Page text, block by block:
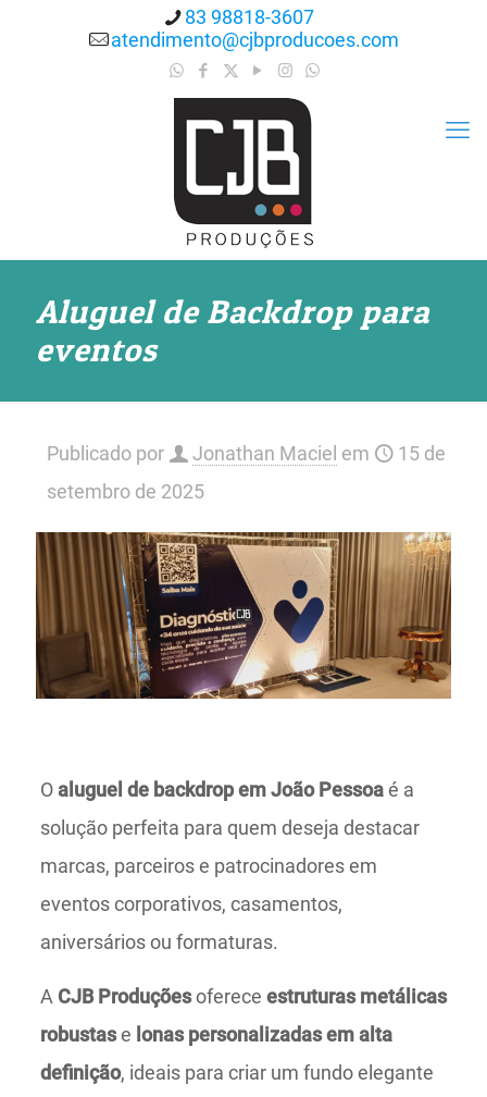
83 98818-3607
atendimento@cjbproducoes.com
Aluguel de Backdrop para
eventos
Publicado por Jonathan Maciel em
15 de
setembro de 2025
Oaluguel de backdrop em João Pessoaé a
solução perfeita para quem deseja destacar
marcas, parceiros e patrocinadores em
eventos corporativos, casamentos,
aniversários ou formaturas.
A CJB Produçõesoferece estruturas metálicas
robustase lonas personalizadas em alta
definição, ideais para criar um fundo elegante